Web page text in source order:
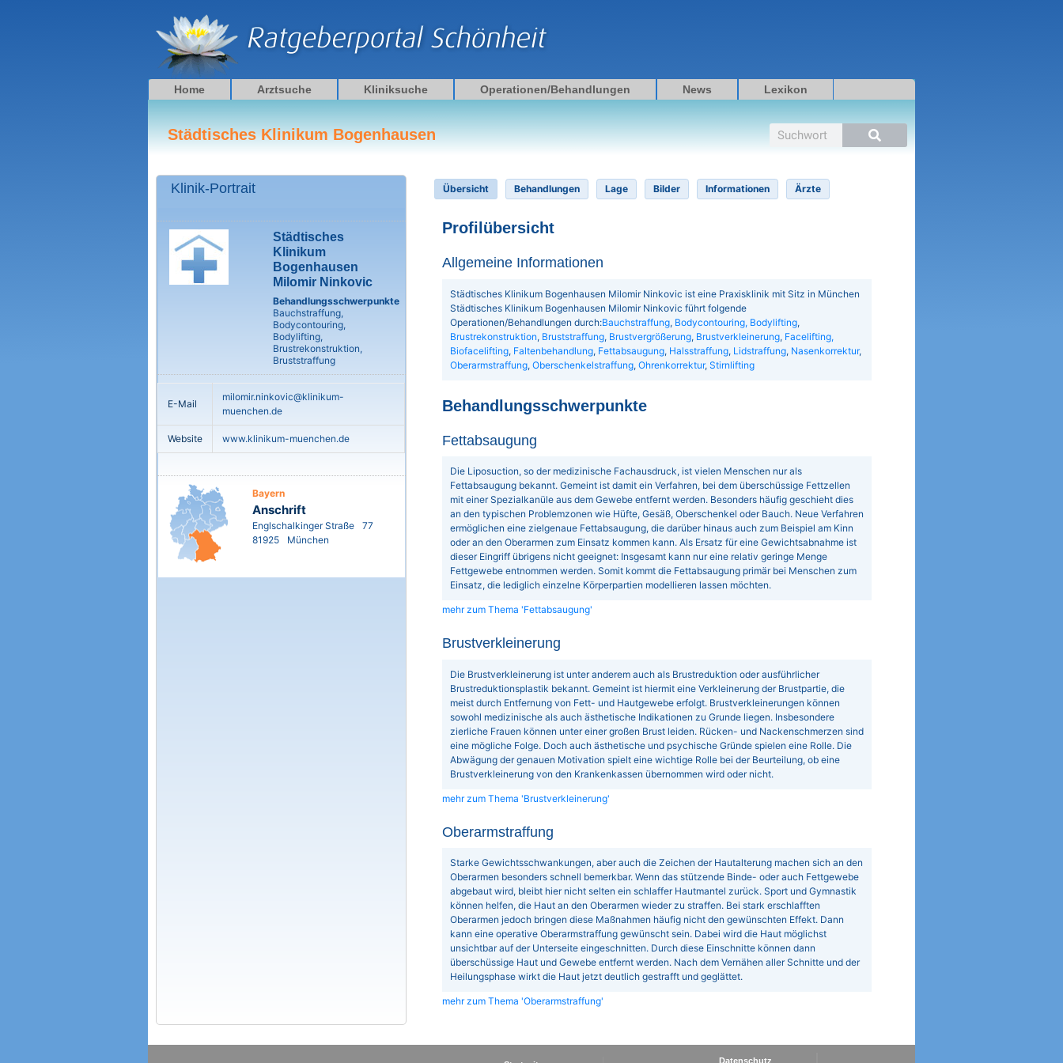
Home Arztsuche Kliniksuche Operationen/Behandlungen News Lexikon
Städtisches Klinikum Bogenhausen Suche
Klinik-Portrait
Städtisches
Klinikum
Bogenhausen
Milomir Ninkovic
Behandlungsschwerpunkte
Bauchstraffung,
Bodycontouring,
Bodylifting,
Brustrekonstruktion,
Bruststraffung
E-Mail
milomir.ninkovic@klinikum-
muenchen.de
Website www.klinikum-muenchen.de
Bayern
Anschrift
Englschalkinger Straße
77
81925
München
Übersicht Behandlungen Lage Bilder Informationen Ärzte
Profilübersicht
Allgemeine Informationen
Städtisches Klinikum Bogenhausen Milomir Ninkovic ist eine Praxisklinik mit Sitz in München
Städtisches Klinikum Bogenhausen Milomir Ninkovic führt folgende
Operationen/Behandlungen durch:Bauchstraffung, Bodycontouring, Bodylifting,
Brustrekonstruktion, Bruststraffung, Brustvergrößerung, Brustverkleinerung, Facelifting,
Biofacelifting, Faltenbehandlung, Fettabsaugung, Halsstraffung, Lidstraffung, Nasenkorrektur,
Oberarmstraffung, Oberschenkelstraffung, Ohrenkorrektur, Stirnlifting
Behandlungsschwerpunkte
Fettabsaugung
Die Liposuction, so der medizinische Fachausdruck, ist vielen Menschen nur als
Fettabsaugung bekannt. Gemeint ist damit ein Verfahren, bei dem überschüssige Fettzellen
mit einer Spezialkanüle aus dem Gewebe entfernt werden. Besonders häufig geschieht dies
an den typischen Problemzonen wie Hüfte, Gesäß, Oberschenkel oder Bauch. Neue Verfahren
ermöglichen eine zielgenaue Fettabsaugung, die darüber hinaus auch zum Beispiel am Kinn
oder an den Oberarmen zum Einsatz kommen kann. Als Ersatz für eine Gewichtsabnahme ist
dieser Eingriff übrigens nicht geeignet: Insgesamt kann nur eine relativ geringe Menge
Fettgewebe entnommen werden. Somit kommt die Fettabsaugung primär bei Menschen zum
Einsatz, die lediglich einzelne Körperpartien modellieren lassen möchten.
mehr zum Thema 'Fettabsaugung'
Brustverkleinerung
Die Brustverkleinerung ist unter anderem auch als Brustreduktion oder ausführlicher
Brustreduktionsplastik bekannt. Gemeint ist hiermit eine Verkleinerung der Brustpartie, die
meist durch Entfernung von Fett- und Hautgewebe erfolgt. Brustverkleinerungen können
sowohl medizinische als auch ästhetische Indikationen zu Grunde liegen. Insbesondere
zierliche Frauen können unter einer großen Brust leiden. Rücken- und Nackenschmerzen sind
eine mögliche Folge. Doch auch ästhetische und psychische Gründe spielen eine Rolle. Die
Abwägung der genauen Motivation spielt eine wichtige Rolle bei der Beurteilung, ob eine
Brustverkleinerung von den Krankenkassen übernommen wird oder nicht.
mehr zum Thema 'Brustverkleinerung'
Oberarmstraffung
Starke Gewichtsschwankungen, aber auch die Zeichen der Hautalterung machen sich an den
Oberarmen besonders schnell bemerkbar. Wenn das stützende Binde- oder auch Fettgewebe
abgebaut wird, bleibt hier nicht selten ein schlaffer Hautmantel zurück. Sport und Gymnastik
können helfen, die Haut an den Oberarmen wieder zu straffen. Bei stark erschlafften
Oberarmen jedoch bringen diese Maßnahmen häufig nicht den gewünschten Effekt. Dann
kann eine operative Oberarmstraffung gewünscht sein. Dabei wird die Haut möglichst
unsichtbar auf der Unterseite eingeschnitten. Durch diese Einschnitte können dann
überschüssige Haut und Gewebe entfernt werden. Nach dem Vernähen aller Schnitte und der
Heilungsphase wirkt die Haut jetzt deutlich gestrafft und geglättet.
mehr zum Thema 'Oberarmstraffung'
Datenschutz